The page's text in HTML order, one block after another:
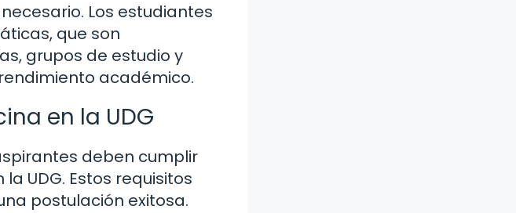
Los estudiantes
que son
grupos de estudio y
académico.
en la UDG
deben cumplir
UDG. Estos requisitos
postulación exitosa.